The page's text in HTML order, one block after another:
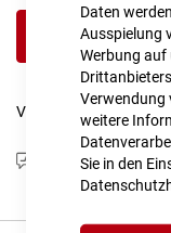
Daten
Ausspielung
Werbung auf
Verwendung
weitere
Sie in den
Vergleichsliste:
Produktanfrage